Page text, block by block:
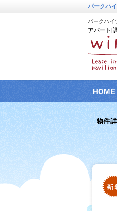
パークハ
パークハイ
アパート[
HOME
物件